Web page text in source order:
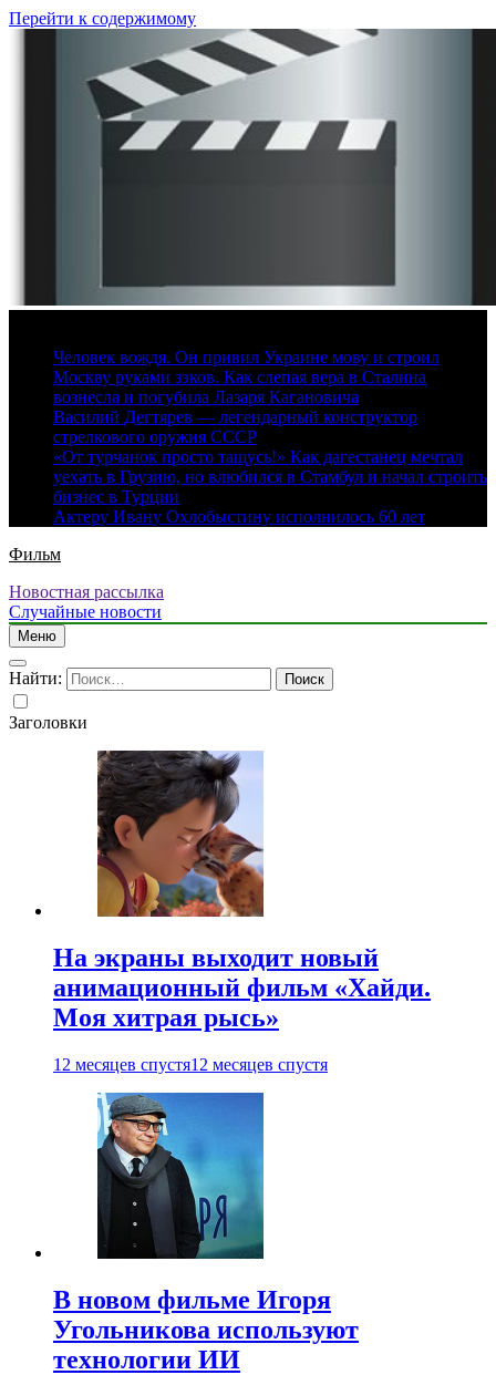
Перейти к содержимому
Человек вождя. Он привил Украине мову и строил
Москву руками зэков. Как слепая вера в Сталина
вознесла и погубила Лазаря Кагановича
Василий Дегтярев — легендарный конструктор
стрелкового оружия СССР
«От турчанок просто тащусь!» Как дагестанец мечтал
уехать в Грузию, но влюбился в Стамбул и начал строить
бизнес в Турции
Актеру Ивану Охлобыстину исполнилось 60 лет
Фильм
Новостная рассылка
Случайные новости
Меню
Найти:
Заголовки
На экраны выходит новый
анимационный фильм «Хайди.
Моя хитрая рысь»
12 месяцев спустя12 месяцев спустя
В новом фильме Игоря
Угольникова используют
технологии ИИ